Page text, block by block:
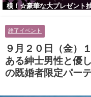
模！☆豪華な大プレゼント
男性とオシャレ好きで落ち着
大人女性の既婚者限定ビッグ
ティー♪＠茶屋町】
終了イベント
９月２０日（金）
ある紳士男性と優
の既婚者限定パー